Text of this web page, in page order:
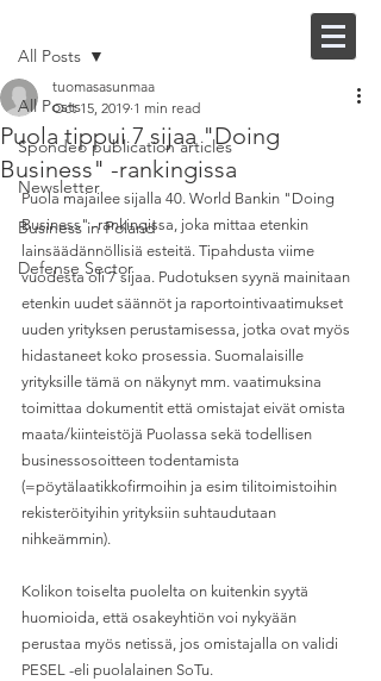
All Posts
Spondeo publication articles
Newsletter
Business in Poland
Defense Sector
All Posts
Puola tippui 7 sijaa "Doing
Business" -rankingissa
tuomasasunmaa
Oct 15, 2019 1 min read
Puola majailee sijalla 40. World Bankin "Doing
Business" -rankingissa, joka mittaa etenkin
lainsäädännöllisiä esteitä. Tipahdusta viime
vuodesta oli 7 sijaa. Pudotuksen syynä mainitaan
etenkin uudet säännöt ja raportointivaatimukset
uuden yrityksen perustamisessa, jotka ovat myös
hidastaneet koko prosessia. Suomalaisille
yrityksille tämä on näkynyt mm. vaatimuksina
toimittaa dokumentit että omistajat eivät omista
maata/kiinteistöjä Puolassa sekä todellisen
businessosoitteen todentamista
(=pöytälaatikkofirmoihin ja esim tilitoimistoihin
rekisteröityihin yrityksiin suhtaudutaan
nihkeämmin).
Kolikon toiselta puolelta on kuitenkin syytä
huomioida, että osakeyhtiön voi nykyään
perustaa myös netissä, jos omistajalla on validi
PESEL -eli puolalainen SoTu.